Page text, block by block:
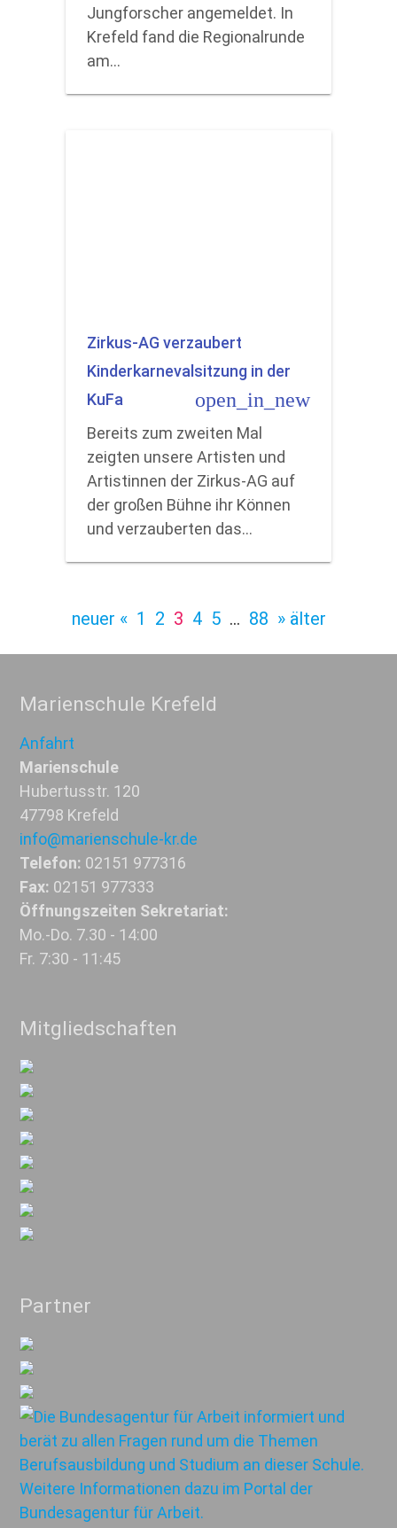
Jungforscher angemeldet. In
Krefeld fand die Regionalrunde
am…
Zirkus-AG verzaubert
Kinderkarnevalsitzung in der
KuFa
open_in_new
Bereits zum zweiten Mal
zeigten unsere Artisten und
Artistinnen der Zirkus-AG auf
der großen Bühne ihr Können
und verzauberten das…
neuer « 1 2 3 4 5 … 88 » älter
Marienschule Krefeld
Anfahrt
Marienschule
Hubertusstr. 120
47798 Krefeld
info@marienschule-kr.de
Telefon: 02151 977316
Fax: 02151 977333
Öffnungszeiten Sekretariat:
Mo.-Do. 7.30 - 14:00
Fr. 7:30 - 11:45
Mitgliedschaften
Partner